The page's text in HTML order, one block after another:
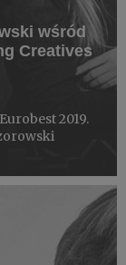
wśród
Creatives
2019.